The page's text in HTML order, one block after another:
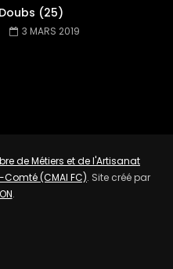
(25)
3 MARS 2019
de Métiers et de l'Artisanat
(CMAI FC). Site créé par
.